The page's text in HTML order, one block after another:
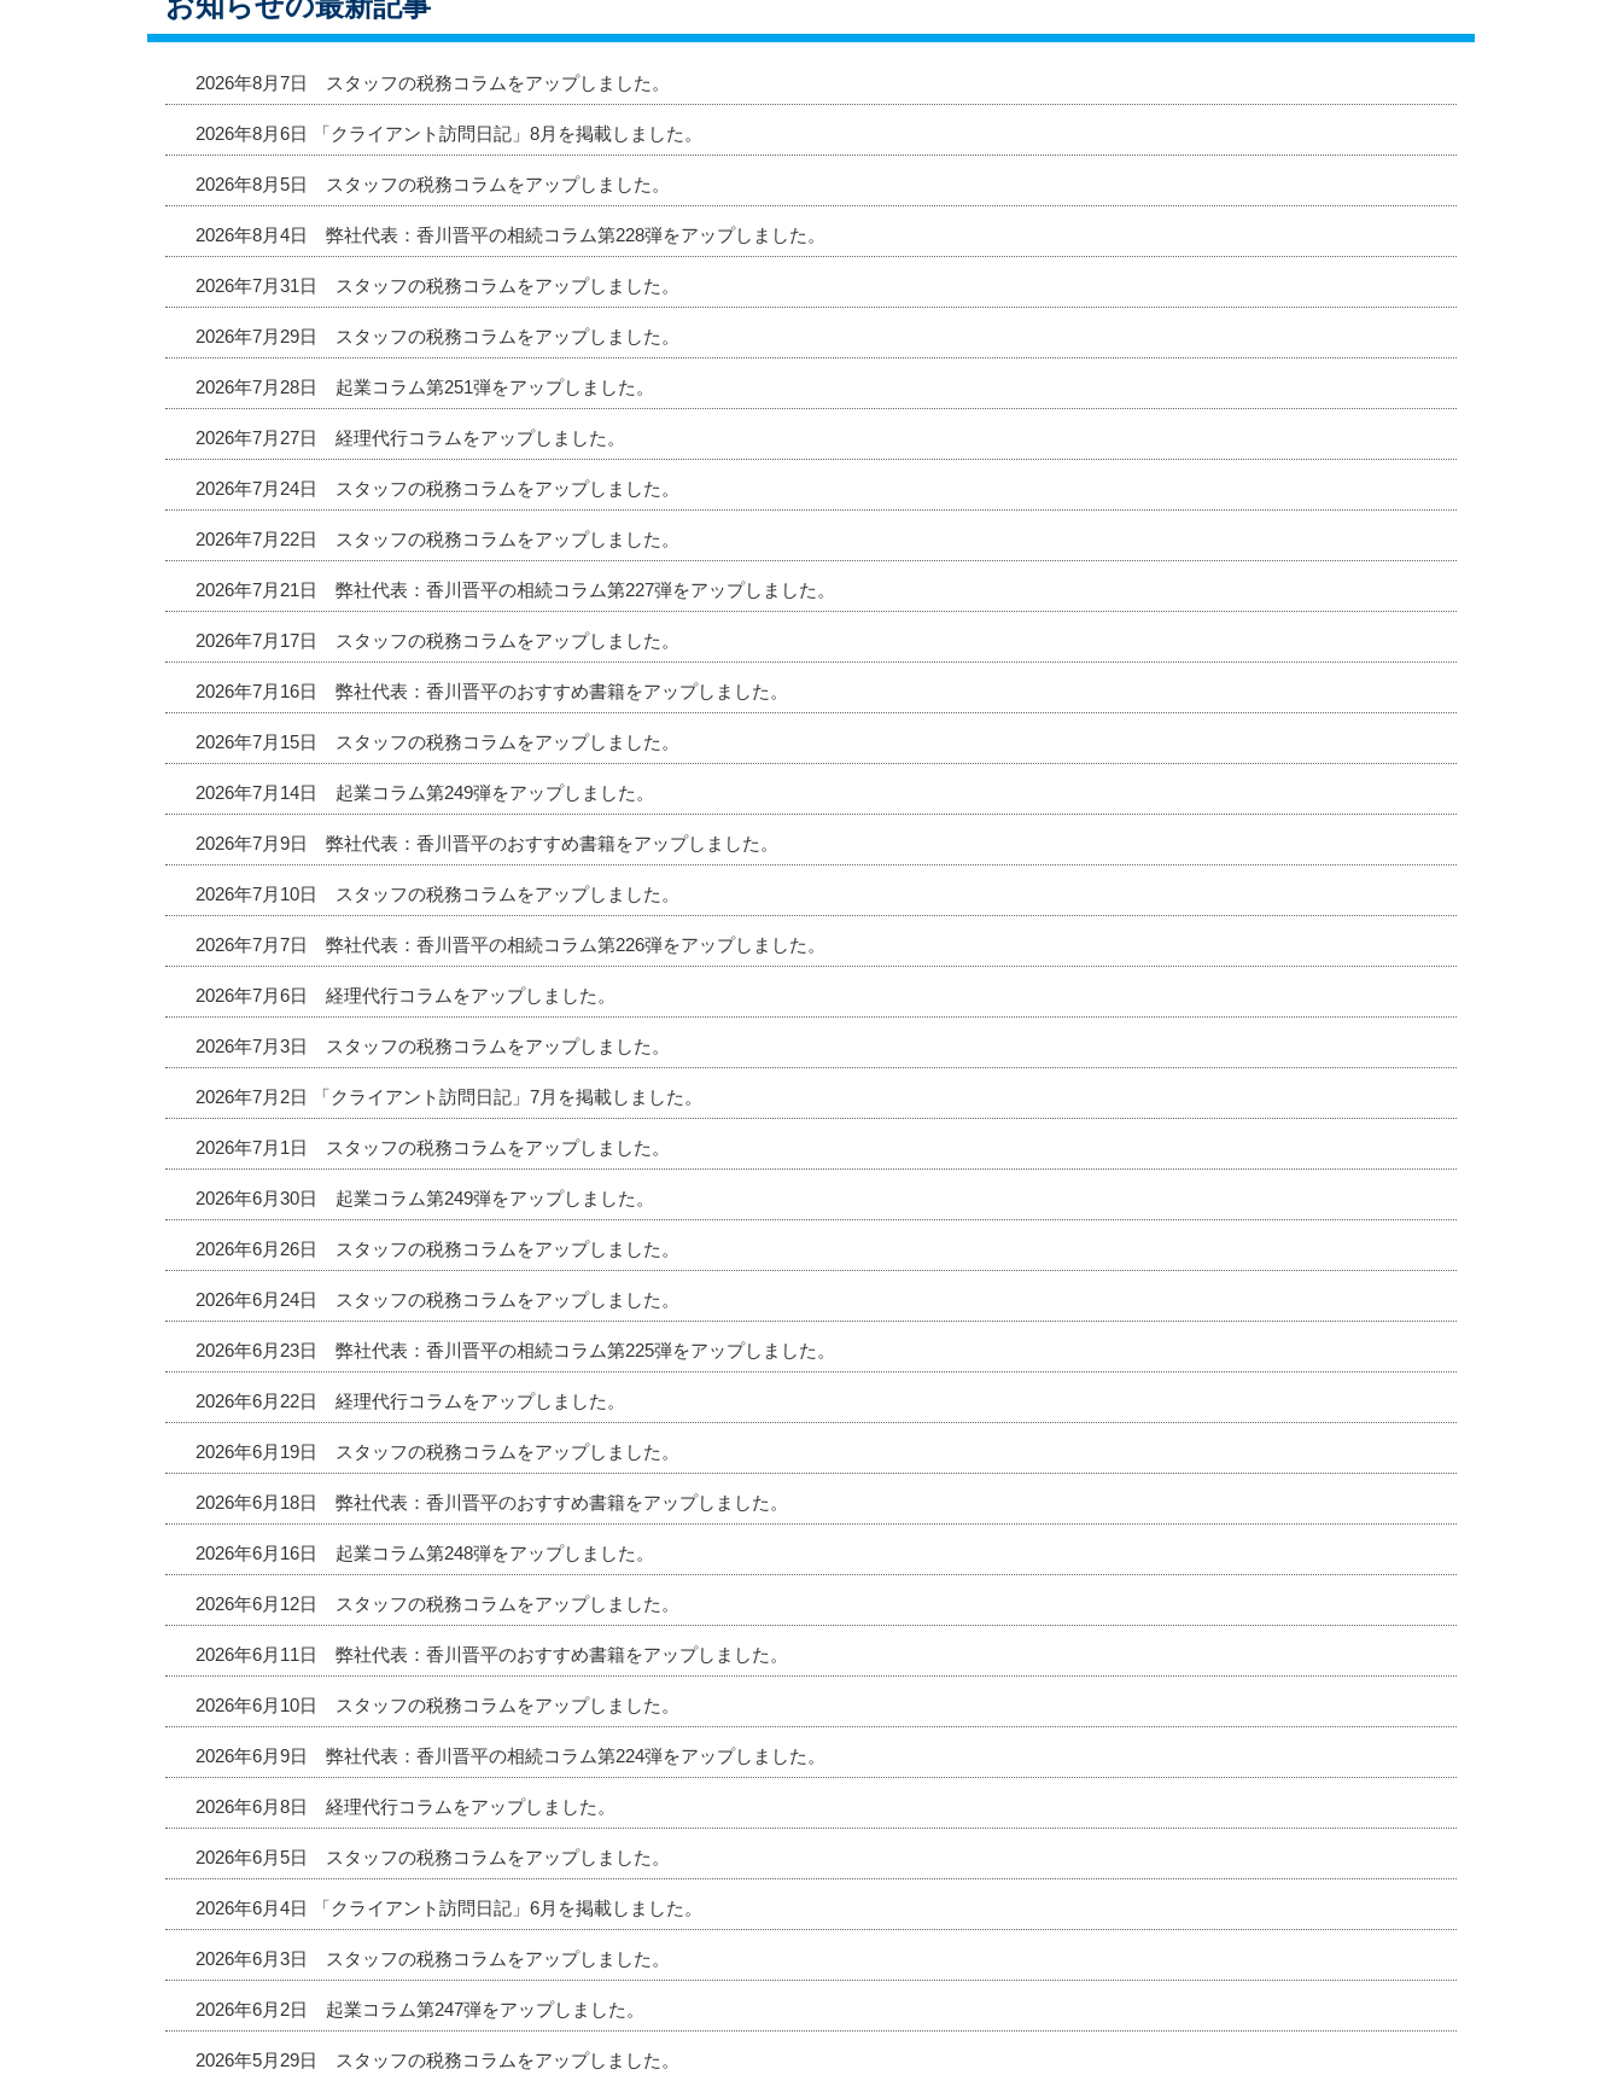
2026年8月7日 スタッフの税務コラムをアップしました。
2026年8月6日 「クライアント訪問日記」8月を掲載しました。
2026年8月5日 スタッフの税務コラムをアップしました。
2026年8月4日 弊社代表：香川晋平の相続コラム第228弾をアップしました。
2026年7月31日 スタッフの税務コラムをアップしました。
2026年7月29日 スタッフの税務コラムをアップしました。
2026年7月28日 起業コラム第251弾をアップしました。
2026年7月27日 経理代行コラムをアップしました。
2026年7月24日 スタッフの税務コラムをアップしました。
2026年7月22日 スタッフの税務コラムをアップしました。
2026年7月21日 弊社代表：香川晋平の相続コラム第227弾をアップしました。
2026年7月17日 スタッフの税務コラムをアップしました。
2026年7月16日 弊社代表：香川晋平のおすすめ書籍をアップしました。
2026年7月15日 スタッフの税務コラムをアップしました。
2026年7月14日 起業コラム第249弾をアップしました。
2026年7月9日 弊社代表：香川晋平のおすすめ書籍をアップしました。
2026年7月10日 スタッフの税務コラムをアップしました。
2026年7月7日 弊社代表：香川晋平の相続コラム第226弾をアップしました。
2026年7月6日 経理代行コラムをアップしました。
2026年7月3日 スタッフの税務コラムをアップしました。
2026年7月2日 「クライアント訪問日記」7月を掲載しました。
2026年7月1日 スタッフの税務コラムをアップしました。
2026年6月30日 起業コラム第249弾をアップしました。
2026年6月26日 スタッフの税務コラムをアップしました。
2026年6月24日 スタッフの税務コラムをアップしました。
2026年6月23日 弊社代表：香川晋平の相続コラム第225弾をアップしました。
2026年6月22日 経理代行コラムをアップしました。
2026年6月19日 スタッフの税務コラムをアップしました。
2026年6月18日 弊社代表：香川晋平のおすすめ書籍をアップしました。
2026年6月16日 起業コラム第248弾をアップしました。
2026年6月12日 スタッフの税務コラムをアップしました。
2026年6月11日 弊社代表：香川晋平のおすすめ書籍をアップしました。
2026年6月10日 スタッフの税務コラムをアップしました。
2026年6月9日 弊社代表：香川晋平の相続コラム第224弾をアップしました。
2026年6月8日 経理代行コラムをアップしました。
2026年6月5日 スタッフの税務コラムをアップしました。
2026年6月4日 「クライアント訪問日記」6月を掲載しました。
2026年6月3日 スタッフの税務コラムをアップしました。
2026年6月2日 起業コラム第247弾をアップしました。
2026年5月29日 スタッフの税務コラムをアップしました。